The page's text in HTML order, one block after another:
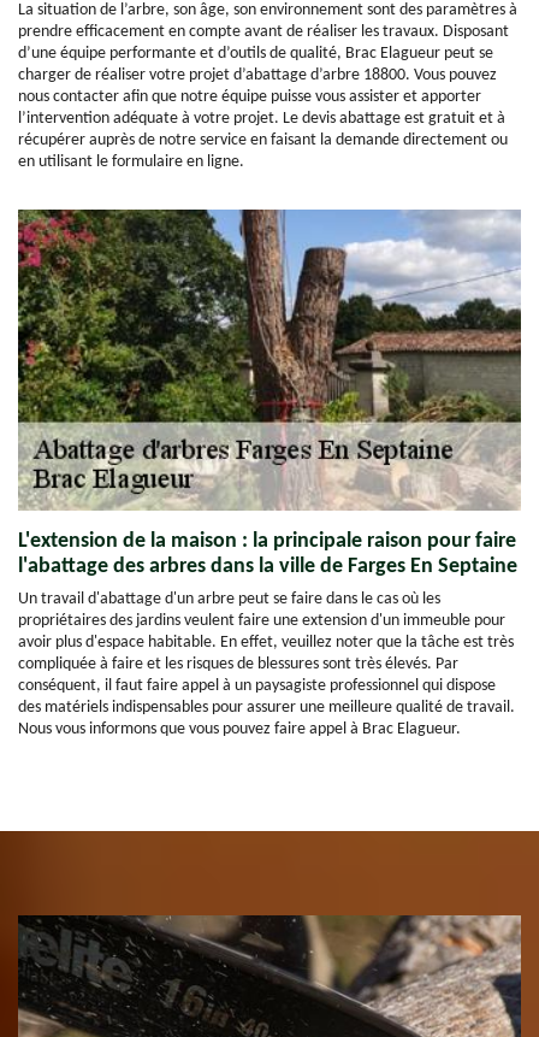
La situation de l’arbre, son âge, son environnement sont des paramètres à
prendre efficacement en compte avant de réaliser les travaux. Disposant
d’une équipe performante et d’outils de qualité, Brac Elagueur peut se
charger de réaliser votre projet d’abattage d’arbre 18800. Vous pouvez
nous contacter afin que notre équipe puisse vous assister et apporter
l’intervention adéquate à votre projet. Le devis abattage est gratuit et à
récupérer auprès de notre service en faisant la demande directement ou
en utilisant le formulaire en ligne.
L'extension de la maison : la principale raison pour faire
l'abattage des arbres dans la ville de Farges En Septaine
Un travail d'abattage d'un arbre peut se faire dans le cas où les
propriétaires des jardins veulent faire une extension d'un immeuble pour
avoir plus d'espace habitable. En effet, veuillez noter que la tâche est très
compliquée à faire et les risques de blessures sont très élevés. Par
conséquent, il faut faire appel à un paysagiste professionnel qui dispose
des matériels indispensables pour assurer une meilleure qualité de travail.
Nous vous informons que vous pouvez faire appel à Brac Elagueur.